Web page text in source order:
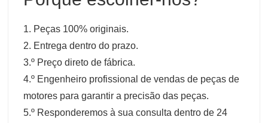
1. Peças 100% originais.
2. Entrega dentro do prazo.
3.º Preço direto de fábrica.
4.º Engenheiro profissional de vendas de peças de
motores para garantir a precisão das peças.
5.º Responderemos à sua consulta dentro de 24